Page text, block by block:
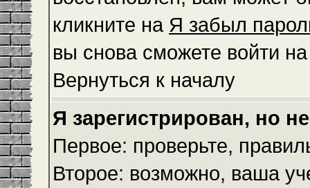
кликните на Я забыл
вы снова сможете войти
Вернуться к началу
Я зарегистрирован, но
Первое: проверьте,
Второе: возможно, ваша